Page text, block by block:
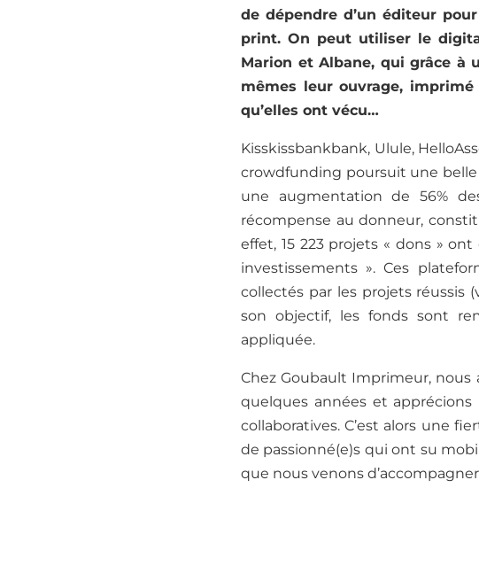
de dépendre d’un éditeur
print. On peut utiliser le
Marion et Albane, qui grâce à
mêmes leur ouvrage,
qu’elles ont vécu…
Kisskissbankbank, Ulule,
crowdfunding poursuit une belle
une augmentation de 56%
récompense au donneur,
effet, 15 223 projets « dons »
investissements ».Ces
collectés par les projets réussis
son objectif, les fonds sont
appliquée.
Chez Goubault Imprimeur, nous
quelques années et
collaboratives. C’est alors une
de passionné(e)s qui ont su
que nous venons